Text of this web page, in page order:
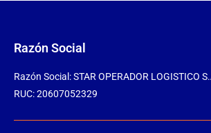
Razón Social
Razón Social: STAR OPERADOR LOGISTICO
RUC: 20607052329